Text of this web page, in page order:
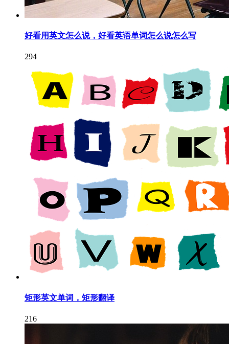
好看用英文怎么说，好看英语单词怎么说怎么写
294
矩形英文单词，矩形翻译
216